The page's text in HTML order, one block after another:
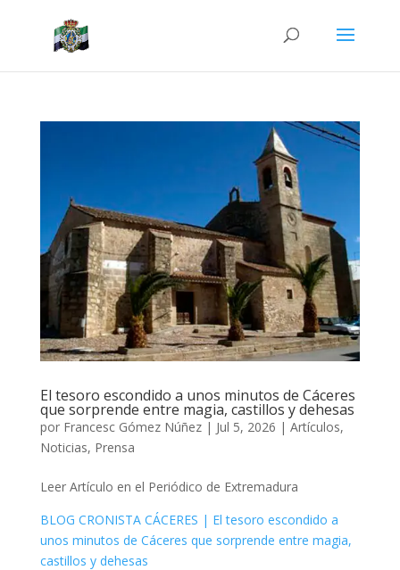
El tesoro escondido a unos minutos de Cáceres
que sorprende entre magia, castillos y dehesas
por Francesc Gómez Núñez| Jul 5, 2026 | Artículos,
Noticias, Prensa
Leer Artículo en el Periódico de Extremadura
BLOG CRONISTA CÁCERES | El tesoro escondido a
unos minutos de Cáceres que sorprende entre magia,
castillos y dehesas